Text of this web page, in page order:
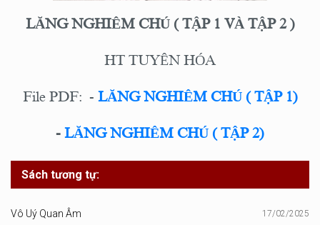
LĂNG NGHIÊM CHÚ ( TẬP 1 VÀ TẬP 2 )
HT TUYÊN HÓA
File PDF: - LĂNG NGHIÊM CHÚ ( TẬP 1)
- LĂNG NGHIÊM CHÚ ( TẬP 2)
Sách tương tự:
Vô Uý Quan Âm 17/02/2025